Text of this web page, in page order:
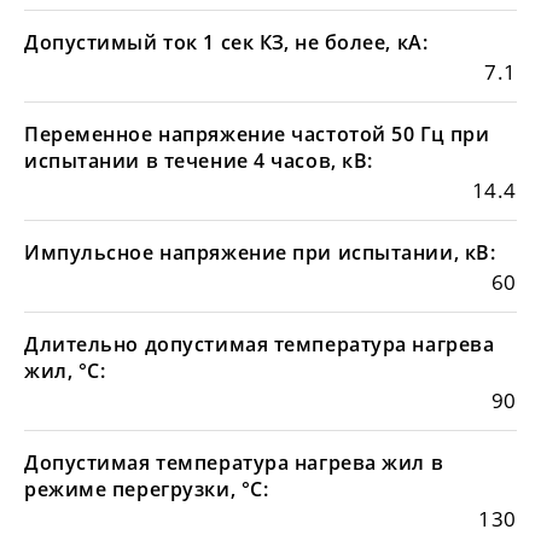
Допустимый ток 1 сек КЗ, не более, кА:
7.1
Переменное напряжение частотой 50 Гц при
испытании в течение 4 часов, кВ:
14.4
Импульсное напряжение при испытании, кВ:
60
Длительно допустимая температура нагрева
жил, °С:
90
Допустимая температура нагрева жил в
режиме перегрузки, °С:
130